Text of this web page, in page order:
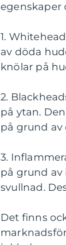
egenskaper
1.
av döda
knölar på
2.
på ytan.
på grund av
3.
på grund
svullnad.
Det finns